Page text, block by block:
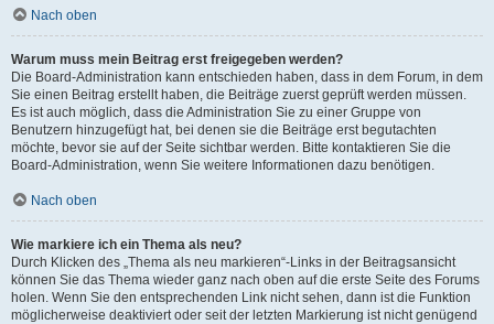
Nach oben
Warum muss mein Beitrag erst freigegeben werden?
Die Board-Administration kann entschieden haben, dass in dem Forum, in dem
Sie einen Beitrag erstellt haben, die Beiträge zuerst geprüft werden müssen.
Es ist auch möglich, dass die Administration Sie zu einer Gruppe von
Benutzern hinzugefügt hat, bei denen sie die Beiträge erst begutachten
möchte, bevor sie auf der Seite sichtbar werden. Bitte kontaktieren Sie die
Board-Administration, wenn Sie weitere Informationen dazu benötigen.
Nach oben
Wie markiere ich ein Thema als neu?
Durch Klicken des „Thema als neu markieren“-Links in der Beitragsansicht
können Sie das Thema wieder ganz nach oben auf die erste Seite des Forums
holen. Wenn Sie den entsprechenden Link nicht sehen, dann ist die Funktion
möglicherweise deaktiviert oder seit der letzten Markierung ist nicht genügend